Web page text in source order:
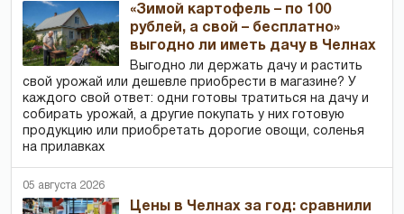
«Зимой картофель – по 100
рублей, а свой – бесплатно»
выгодно ли иметь дачу в Челнах
Выгодно ли держать дачу и растить
свой урожай или дешевле приобрести в магазине? У
каждого свой ответ: одни готовы тратиться на дачу и
собирать урожай, а другие покупать у них готовую
продукцию или приобретать дорогие овощи, соленья
на прилавках
05 августа 2026
Цены в Челнах за год: сравнили